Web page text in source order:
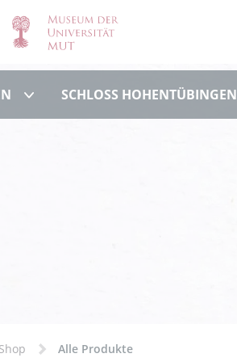
Ausstellungen
SCHLOSS HOHENTÜBINGEN
Shop Alle Produkte